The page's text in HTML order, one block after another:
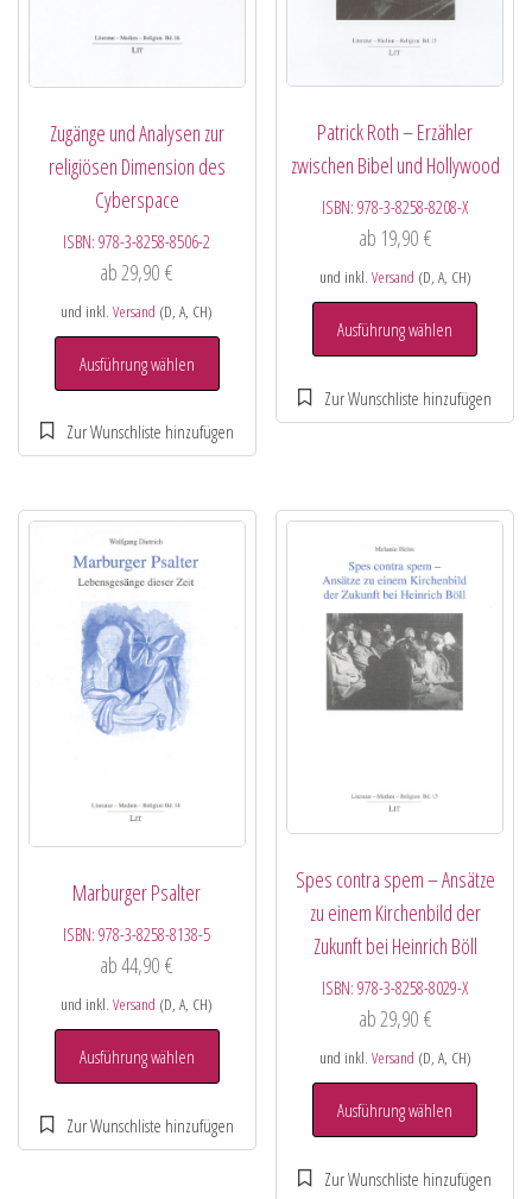
Zugänge und Analysen zur
religiösen Dimension des
Cyberspace
ISBN:978-3-8258-8506-2
ab 29,90€
und inkl.Versand (D, A, CH)
Ausführung wählen
Patrick Roth – Erzähler
zwischen Bibel und Hollywood
ISBN:978-3-8258-8208-X
ab 19,90 €
und inkl. Versand (D, A, CH)
Ausführung wählen
Marburger Psalter
ISBN:978-3-8258-8138-5
ab44,90€
und inkl.Versand (D, A, CH)
Ausführung wählen
Spes contra spem – Ansätze
zu einem Kirchenbild der
Zukunft bei Heinrich Böll
ISBN:978-3-8258-8029-X
ab29,90 €
und inkl. Versand (D, A, CH)
Ausführung wählen